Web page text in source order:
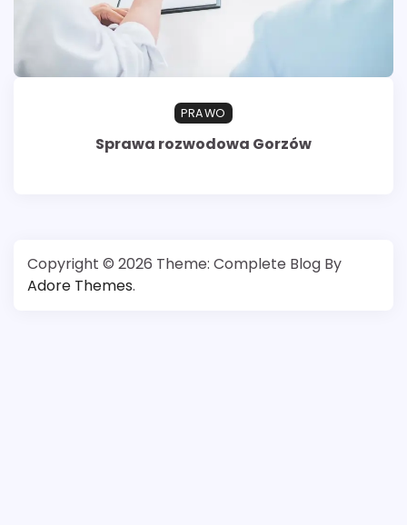
PRAWO
Sprawa rozwodowa Gorzów
Copyright © 2026 Theme: Complete Blog By
Adore Themes.